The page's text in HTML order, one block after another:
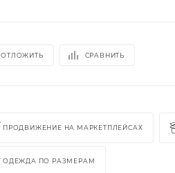
ОТЛОЖИТЬ СРАВНИТЬ
ПРОДВИЖЕНИЕ НА МАРКЕТПЛЕЙСАХ
ОДЕЖДА ПО РАЗМЕРАМ